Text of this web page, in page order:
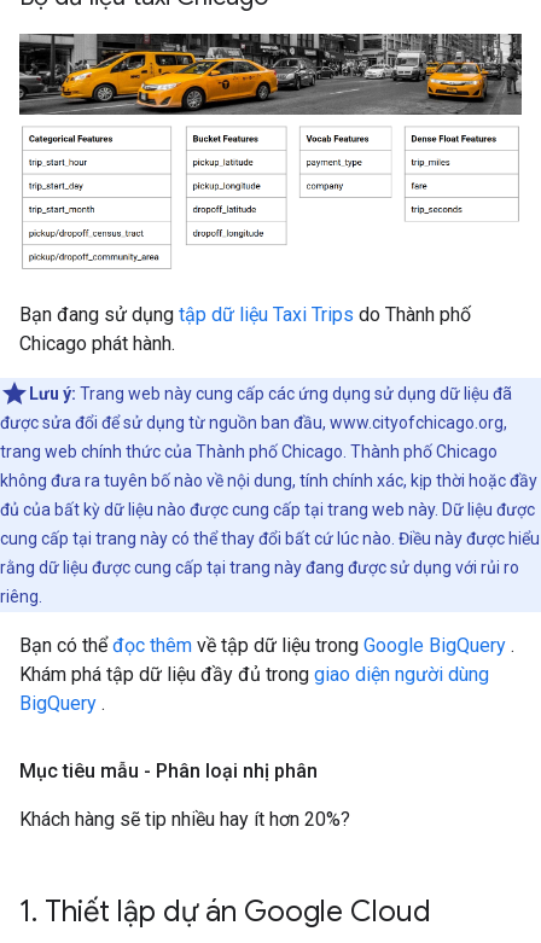
Bạn đang sử dụng tập dữ liệu Taxi Trips do Thành phố
Chicago phát hành.
Lưu ý: Trang web này cung cấp các ứng dụng sử dụng dữ liệu đã
được sửa đổi để sử dụng từ nguồn ban đầu, www.cityofchicago.org,
trang web chính thức của Thành phố Chicago. Thành phố Chicago
không đưa ra tuyên bố nào về nội dung, tính chính xác, kịp thời hoặc đầy
đủ của bất kỳ dữ liệu nào được cung cấp tại trang web này. Dữ liệu được
cung cấp tại trang này có thể thay đổi bất cứ lúc nào. Điều này được hiểu
rằng dữ liệu được cung cấp tại trang này đang được sử dụng với rủi ro
riêng.
Bạn có thểđọc thêm về tập dữ liệu trong Google BigQuery .
Khám phá tập dữ liệu đầy đủ trong giao diện người dùng
BigQuery .
Mục tiêu mẫu - Phân loại nhị phân
Khách hàng sẽ tip nhiều hay ít hơn 20%?
1. Thiết lập dự án Google Cloud